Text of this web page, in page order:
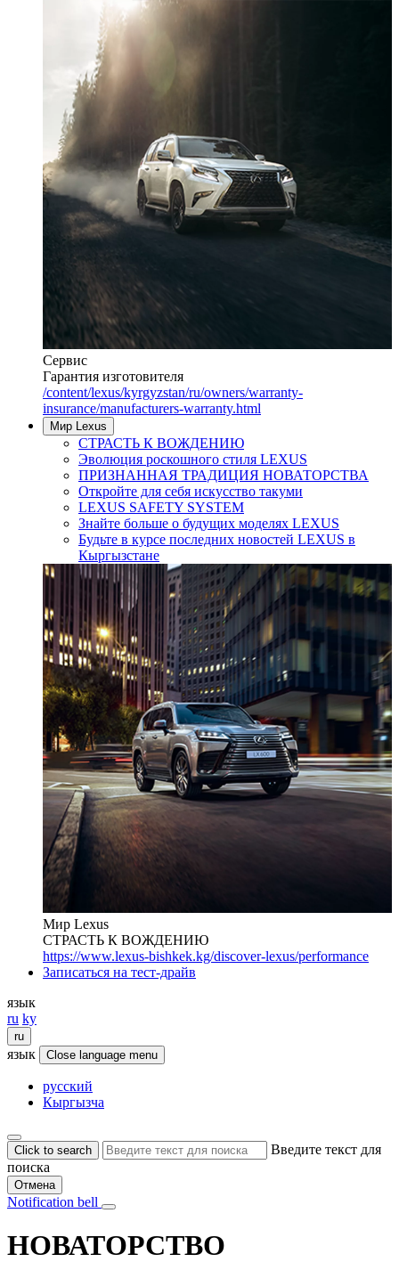
Сервис
Гарантия изготовителя
/content/lexus/kyrgyzstan/ru/owners/warranty-
insurance/manufacturers-warranty.html
Мир Lexus
СТРАСТЬ К ВОЖДЕНИЮ
Эволюция роскошного стиля LEXUS
ПРИЗНАННАЯ ТРАДИЦИЯ НОВАТОРСТВА
Откройте для себя искусство такуми
LEXUS SAFETY SYSTEM
Знайте больше о будущих моделях LEXUS
Будьте в курсе последних новостей LEXUS в
Кыргызстане
Мир Lexus
СТРАСТЬ К ВОЖДЕНИЮ
https://www.lexus-bishkek.kg/discover-lexus/performance
Записаться на тест-драйв
язык
ru ky
ru
язык Close language menu
русский
Кыргызча
Click to search
Введите текст для
поиска
Отмена
Notification bell
НОВАТОРСТВО